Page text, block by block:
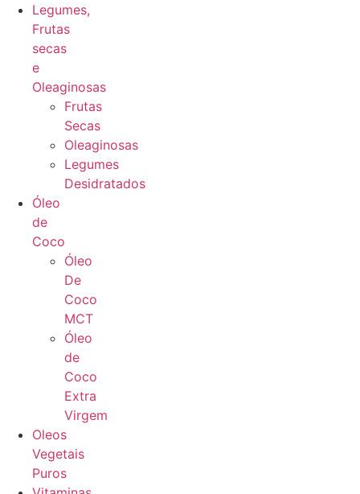
Legumes,
Frutas
secas
e
Oleaginosas
Frutas
Secas
Oleaginosas
Legumes
Desidratados
Óleo
de
Coco
Óleo
De
Coco
MCT
Óleo
de
Coco
Extra
Virgem
Oleos
Vegetais
Puros